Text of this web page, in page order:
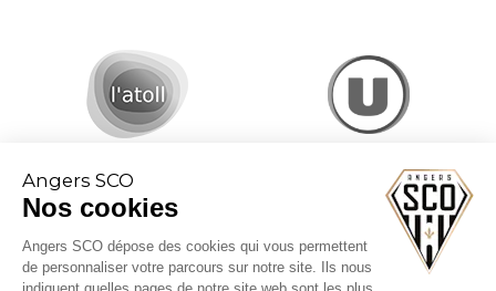
Angers SCO
Nos cookies
Angers SCO dépose des cookies qui vous permettent
de personnaliser votre parcours sur notre site. Ils nous
indiquent quelles pages de notre site web sont les plus